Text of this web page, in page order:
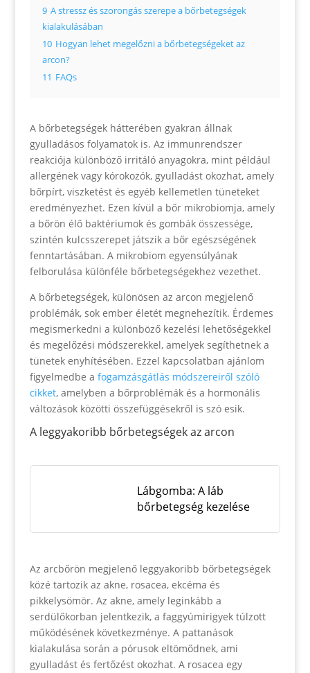
9 A stressz és szorongás szerepe a bőrbetegségek
kialakulásában
10 Hogyan lehet megelőzni a bőrbetegségeket az
arcon?
11 FAQs
A bőrbetegségek hátterében gyakran állnak
gyulladásos folyamatok is. Az immunrendszer
reakciója különböző irritáló anyagokra, mint például
allergének vagy kórokozók, gyulladást okozhat, amely
bőrpírt, viszketést és egyéb kellemetlen tüneteket
eredményezhet. Ezen kívül a bőr mikrobiomja, amely
a bőrön élő baktériumok és gombák összessége,
szintén kulcsszerepet játszik a bőr egészségének
fenntartásában. A mikrobiom egyensúlyának
felborulása különféle bőrbetegségekhez vezethet.
A bőrbetegségek, különösen az arcon megjelenő
problémák, sok ember életét megnehezítik. Érdemes
megismerkedni a különböző kezelési lehetőségekkel
és megelőzési módszerekkel, amelyek segíthetnek a
tünetek enyhítésében. Ezzel kapcsolatban ajánlom
figyelmedbe a fogamzásgátlás módszereiről szóló
cikket, amelyben a bőrproblémák és a hormonális
változások közötti összefüggésekről is szó esik.
A leggyakoribb bőrbetegségek az arcon
Lábgomba: A láb
bőrbetegség kezelése
Az arcbőrön megjelenő leggyakoribb bőrbetegségek
közé tartozik az akne, rosacea, ekcéma és
pikkelysömör. Az akne, amely leginkább a
serdülőkorban jelentkezik, a faggyúmirigyek túlzott
működésének következménye. A pattanások
kialakulása során a pórusok eltömődnek, ami
gyulladást és fertőzést okozhat. A rosacea egy